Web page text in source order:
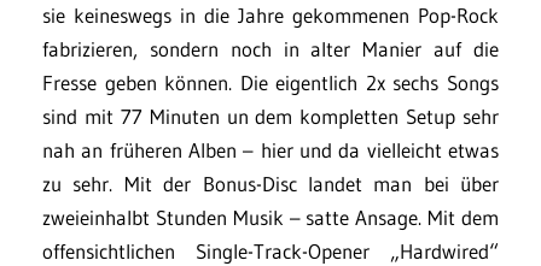
sie keineswegs in die Jahre gekommenen Pop-Rock
fabrizieren, sondern noch in alter Manier auf die
Fresse geben können. Die eigentlich 2x sechs Songs
sind mit 77 Minuten un dem kompletten Setup sehr
nah an früheren Alben – hier und da vielleicht etwas
zu sehr. Mit der Bonus-Disc landet man bei über
zweieinhalbt Stunden Musik – satte Ansage. Mit dem
offensichtlichen Single-Track-Opener „Hardwired“